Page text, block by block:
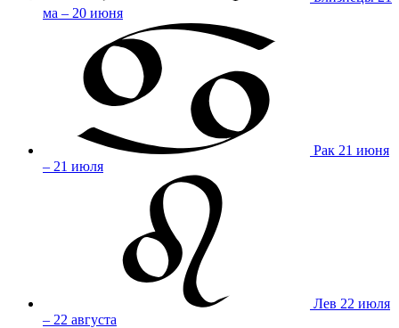
ма – 20 июня
Рак 21 июня
– 21 июля
Лев 22 июля
– 22 августа